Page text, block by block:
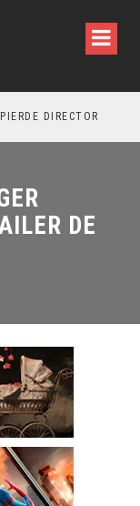
DIRECTOR
DE